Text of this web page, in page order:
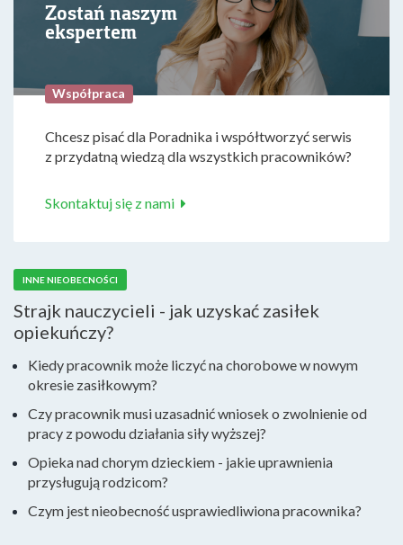
Zostań naszym
ekspertem
Współpraca
Chcesz pisać dla Poradnika i współtworzyć serwis
z przydatną wiedzą dla wszystkich pracowników?
Skontaktuj się z nami
INNE NIEOBECNOŚCI
Strajk nauczycieli - jak uzyskać zasiłek
opiekuńczy?
Kiedy pracownik może liczyć na chorobowe w nowym
okresie zasiłkowym?
Czy pracownik musi uzasadnić wniosek o zwolnienie od
pracy z powodu działania siły wyższej?
Opieka nad chorym dzieckiem - jakie uprawnienia
przysługują rodzicom?
Czym jest nieobecność usprawiedliwiona pracownika?